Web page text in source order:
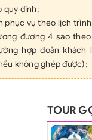
quy định;
phục vụ theo lịch
đương 4 sao
hợp đoàn
không ghép được);
chương trình, 40
du lịch, Nước uống 01
vào cửa các điểm
TOUR